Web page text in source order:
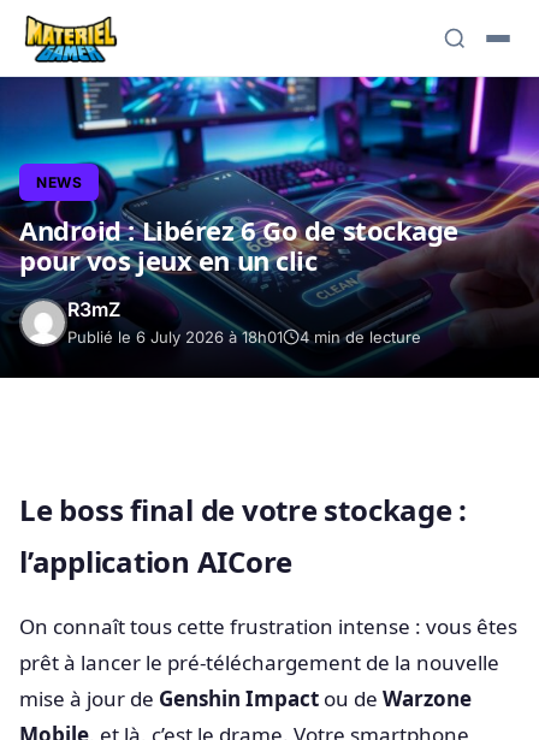
NEWS
Android : Libérez 6 Go de stockage
pour vos jeux en un clic
R3mZ
Publié le 6 July 2026 à 18h01 4 min de lecture
Le boss final de votre stockage :
l’application AICore
On connaît tous cette frustration intense : vous êtes
prêt à lancer le pré-téléchargement de la nouvelle
mise à jour de Genshin Impact ou de Warzone